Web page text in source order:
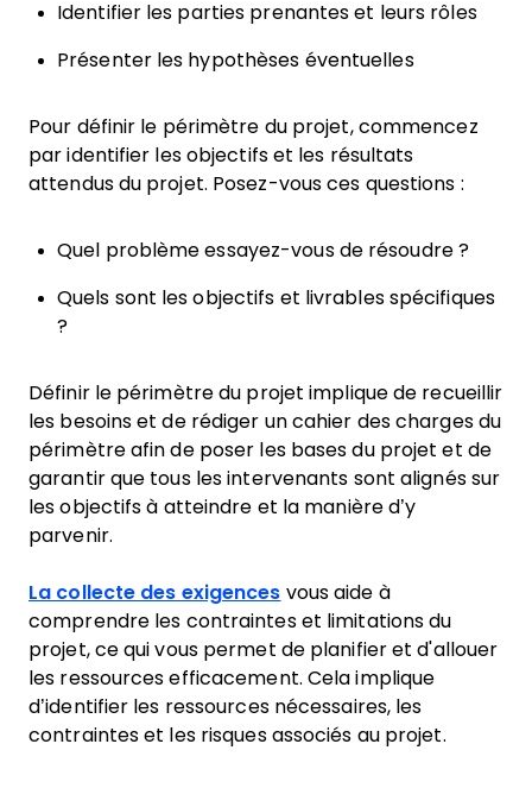
Identifier les parties prenantes et leurs rôles
Présenter les hypothèses éventuelles
Pour définir le périmètre du projet, commencez
par identifier les objectifs et les résultats
attendus du projet. Posez-vous ces questions :
Quel problème essayez-vous de résoudre ?
Quels sont les objectifs et livrables spécifiques
?
Définir le périmètre du projet implique de recueillir
les besoins et de rédiger un cahier des charges du
périmètre afin de poser les bases du projet et de
garantir que tous les intervenants sont alignés sur
les objectifs à atteindre et la manière d’y
parvenir.
La collecte des exigences vous aide à
comprendre les contraintes et limitations du
projet, ce qui vous permet de planifier et d'allouer
les ressources efficacement. Cela implique
d’identifier les ressources nécessaires, les
contraintes et les risques associés au projet.